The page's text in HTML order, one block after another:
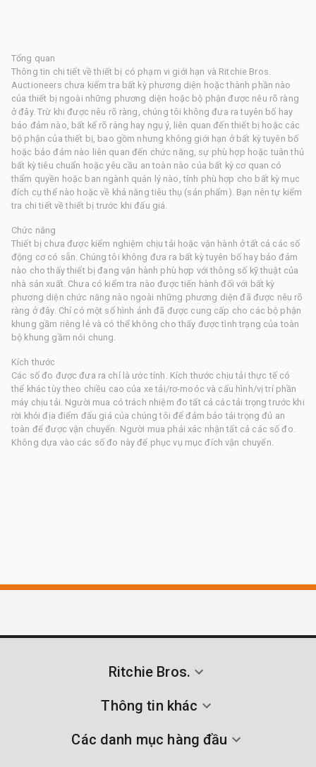
Tổng quan
Thông tin chi tiết về thiết bị có phạm vi giới hạn và Ritchie Bros.
Auctioneers chưa kiểm tra bất kỳ phương diện hoặc thành phần nào
của thiết bị ngoài những phương diện hoặc bộ phận được nêu rõ ràng
ở đây. Trừ khi được nêu rõ ràng, chúng tôi không đưa ra tuyên bố hay
bảo đảm nào, bất kể rõ ràng hay ngụ ý, liên quan đến thiết bị hoặc các
bộ phận của thiết bị, bao gồm nhưng không giới hạn ở bất kỳ tuyên bố
hoặc bảo đảm nào liên quan đến chức năng, sự phù hợp hoặc tuân thủ
bất kỳ tiêu chuẩn hoặc yêu cầu an toàn nào của bất kỳ cơ quan có
thẩm quyền hoặc ban ngành quản lý nào, tính phù hợp cho bất kỳ mục
đích cụ thể nào hoặc về khả năng tiêu thụ (sản phẩm). Bạn nên tự kiểm
tra chi tiết về thiết bị trước khi đấu giá.
Chức năng
Thiết bị chưa được kiểm nghiệm chịu tải hoặc vận hành ở tất cả các số
động cơ có sẵn. Chúng tôi không đưa ra bất kỳ tuyên bố hay bảo đảm
nào cho thấy thiết bị đang vận hành phù hợp với thông số kỹ thuật của
nhà sản xuất. Chưa có kiểm tra nào được tiến hành đối với bất kỳ
phương diện chức năng nào ngoài những phương diện đã được nêu rõ
ràng ở đây. Chỉ có một số hình ảnh đã được cung cấp cho các bộ phận
khung gầm riêng lẻ và có thể không cho thấy được tình trạng của toàn
bộ khung gầm nói chung.
Kích thước
Các số đo được đưa ra chỉ là ước tính. Kích thước chịu tải thực tế có
thể khác tùy theo chiều cao của xe tải/rơ-moóc và cấu hình/vị trí phần
máy chịu tải. Người mua có trách nhiệm đo tất cả các tải trọng trước khi
rời khỏi địa điểm đấu giá của chúng tôi để đảm bảo tải trọng đủ an
toàn để được vận chuyển. Người mua phải xác nhận tất cả các số đo.
Không dựa vào các số đo này để phục vụ mục đích vận chuyển.
Ritchie Bros.
Thông tin khác
Các danh mục hàng đầu